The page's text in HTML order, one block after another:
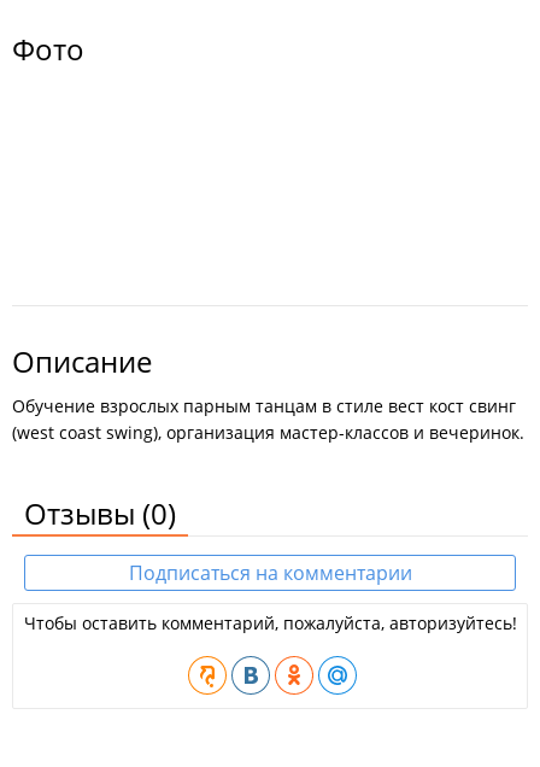
Фото
Описание
Обучение взрослых парным танцам в стиле вест кост свинг
(west coast swing), организация мастер-классов и вечеринок.
Отзывы (0)
Подписаться на комментарии
Чтобы оставить комментарий, пожалуйста, авторизуйтесь!